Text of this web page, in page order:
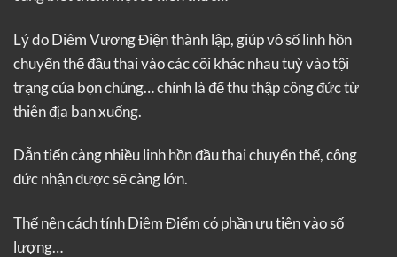
Lý do Diêm Vương Điện thành lập, giúp vô số linh hồn
chuyển thế đầu thai vào các cõi khác nhau tuỳ vào tội
trạng của bọn chúng… chính là để thu thập công đức từ
thiên địa ban xuống.
Dẫn tiến càng nhiều linh hồn đầu thai chuyển thế, công
đức nhận được sẽ càng lớn.
Thế nên cách tính Diêm Điểm có phần ưu tiên vào số
lượng…